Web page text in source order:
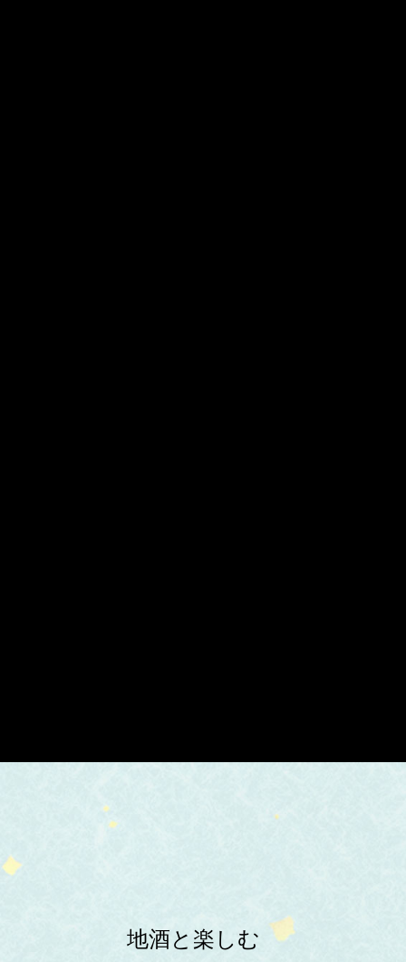
地酒と楽しむ